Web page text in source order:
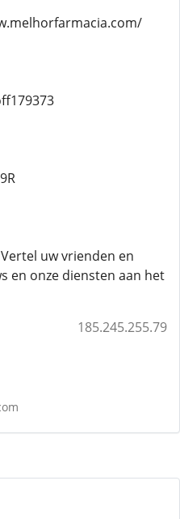
uw vrienden en
en onze diensten aan het
185.245.255.79